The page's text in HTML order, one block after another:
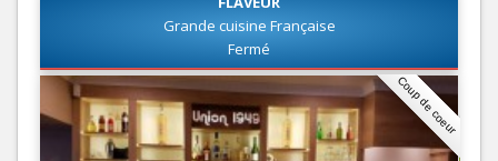
Grande cuisine Française
Fermé
Coup de coeur